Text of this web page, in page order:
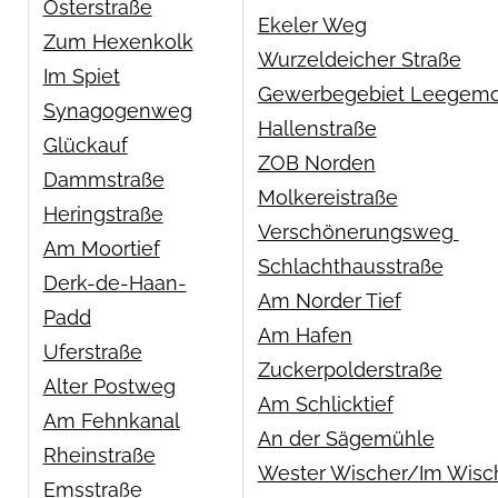
Osterstraße
Zum Hexenkolk
Im Spiet
Synagogenweg
Glückauf
Dammstraße
Heringstraße
Am Moortief
Derk-de-Haan-
Padd
Uferstraße
Alter Postweg
Am Fehnkanal
Rheinstraße
Emsstraße
Ekeler Weg
Wurzeldeicher Straße
Gewerbegebiet
Hallenstraße
ZOB Norden
Molkereistraße
Verschönerungsweg
Schlachthausstraße
Am Norder Tief
Am Hafen
Zuckerpolderstraße
Am Schlicktief
An der Sägemühle
Wester Wischer/Im